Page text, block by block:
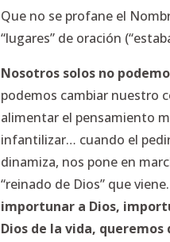
Que no se profane el
“lugares” de oración
Nosotros solos no
podemos cambiar nuestro
alimentar el pensamiento
infantilizar… cuando el
dinamiza, nos pone en
“reinado de Dios” que
importunar a Dios,
Dios de la vida,